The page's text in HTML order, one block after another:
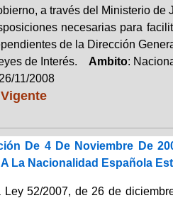
a través del Ministerio de
necesarias para
de la Dirección
de Interés. Ambito:
11/2008
Vigente
De 4 De Noviembre De
La Nacionalidad Española
Ley 52/2007, de 26 de